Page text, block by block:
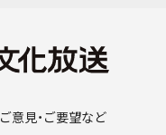
ご意見・ご要望など